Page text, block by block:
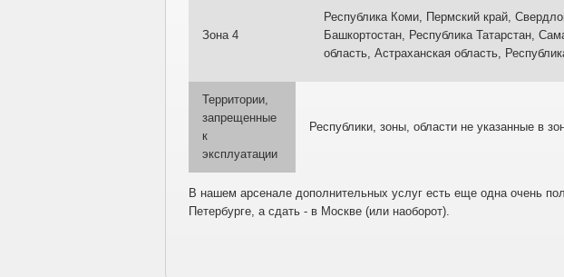
Зона 4
Республика Коми, Пермский край,
Башкортостан, Республика Татарстан,
область, Астраханская область,
Территории,
запрещенные
к
эксплуатации
Республики, зоны, области не указанные в
В нашем арсенале дополнительных услуг есть еще одна очень
Петербурге, а сдать - в Москве (или наоборот).